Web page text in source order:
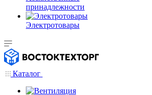
принадлежности
Электротовары
Каталог